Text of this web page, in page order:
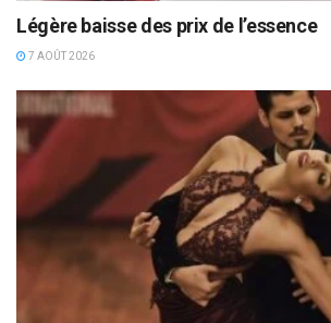
Légère baisse des prix de l’essence
7 AOÛT 2026